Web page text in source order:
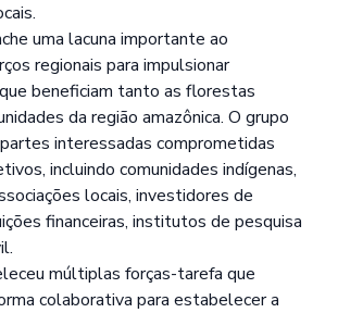
uma lacuna importante ao
regionais para impulsionar
beneficiam tanto as florestas
da região amazônica. O grupo
interessadas comprometidas
incluindo comunidades indígenas,
locais, investidores de
financeiras, institutos de pesquisa
múltiplas forças-tarefa que
colaborativa para estabelecer a